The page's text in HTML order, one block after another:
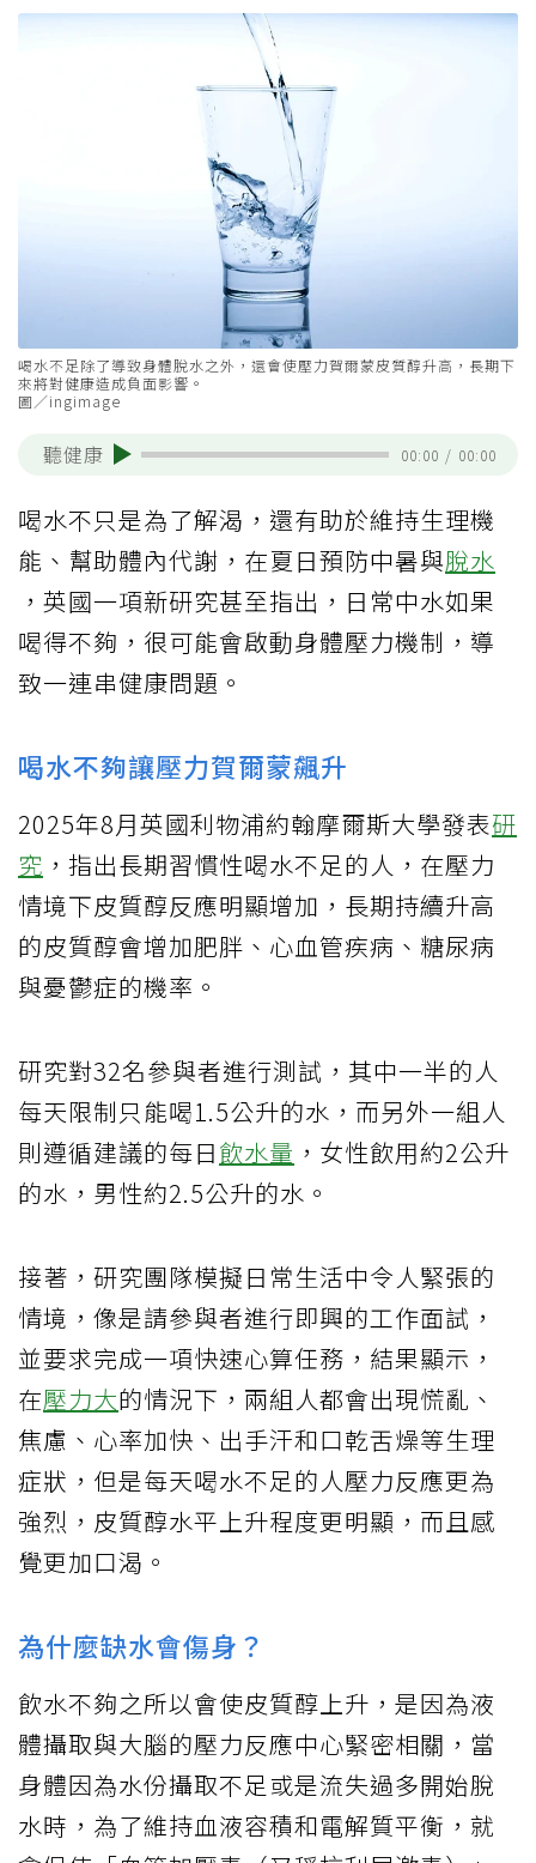
喝水不足除了導致身體脫水之外，還會使壓力賀爾蒙皮質醇升高，長期下
來將對健康造成負面影響。
圖／ingimage
聽健康 00:00 / 00:00
喝水不只是為了解渴，還有助於維持生理機
能、幫助體內代謝，在夏日預防中暑與脫水
，英國一項新研究甚至指出，日常中水如果
喝得不夠，很可能會啟動身體壓力機制，導
致一連串健康問題。
喝水不夠讓壓力賀爾蒙飆升
2025年8月英國利物浦約翰摩爾斯大學發表研
究 ，指出長期習慣性喝水不足的人，在壓力
情境下皮質醇反應明顯增加，長期持續升高
的皮質醇會增加肥胖、心血管疾病、糖尿病
與憂鬱症的機率。
研究對32名參與者進行測試，其中一半的人
每天限制只能喝1.5公升的水，而另外一組人
則遵循建議的每日飲水量 ，女性飲用約2公升
的水，男性約2.5公升的水。
接著，研究團隊模擬日常生活中令人緊張的
情境，像是請參與者進行即興的工作面試，
並要求完成一項快速心算任務，結果顯示，
在壓力大的情況下，兩組人都會出現慌亂、
焦慮、心率加快、出手汗和口乾舌燥等生理
症狀，但是每天喝水不足的人壓力反應更為
強烈，皮質醇水平上升程度更明顯，而且感
覺更加口渴。
為什麼缺水會傷身？
飲水不夠之所以會使皮質醇上升，是因為液
體攝取與大腦的壓力反應中​​心緊密相關，當
身體因為水份攝取不足或是流失過多開始脫
水時，為了維持血液容積和電解質平衡，就